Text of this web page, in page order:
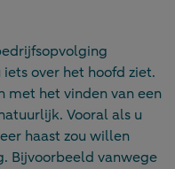
over het hoofd ziet.
met het vinden van een
Vooral als u
haast zou willen
Bijvoorbeeld vanwege